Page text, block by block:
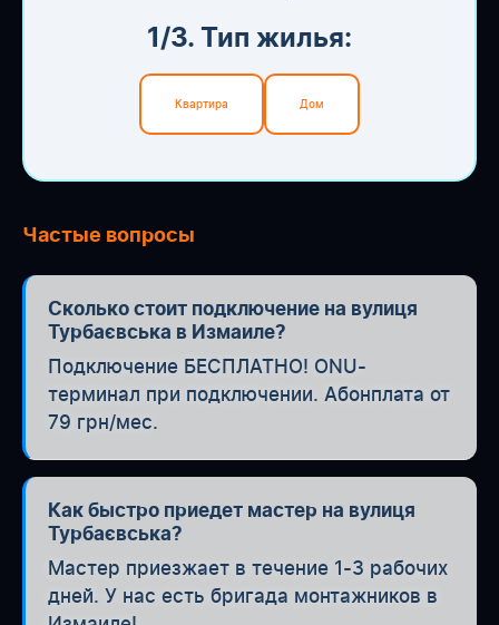
1/3. Тип жилья:
Квартира Дом
Частые вопросы
Сколько стоит подключение на вулиця
Турбаєвська в Измаиле?
Подключение БЕСПЛАТНО! ONU-
терминал при подключении. Абонплата от
79 грн/мес.
Как быстро приедет мастер на вулиця
Турбаєвська?
Мастер приезжает в течение 1-3 рабочих
дней. У нас есть бригада монтажников в